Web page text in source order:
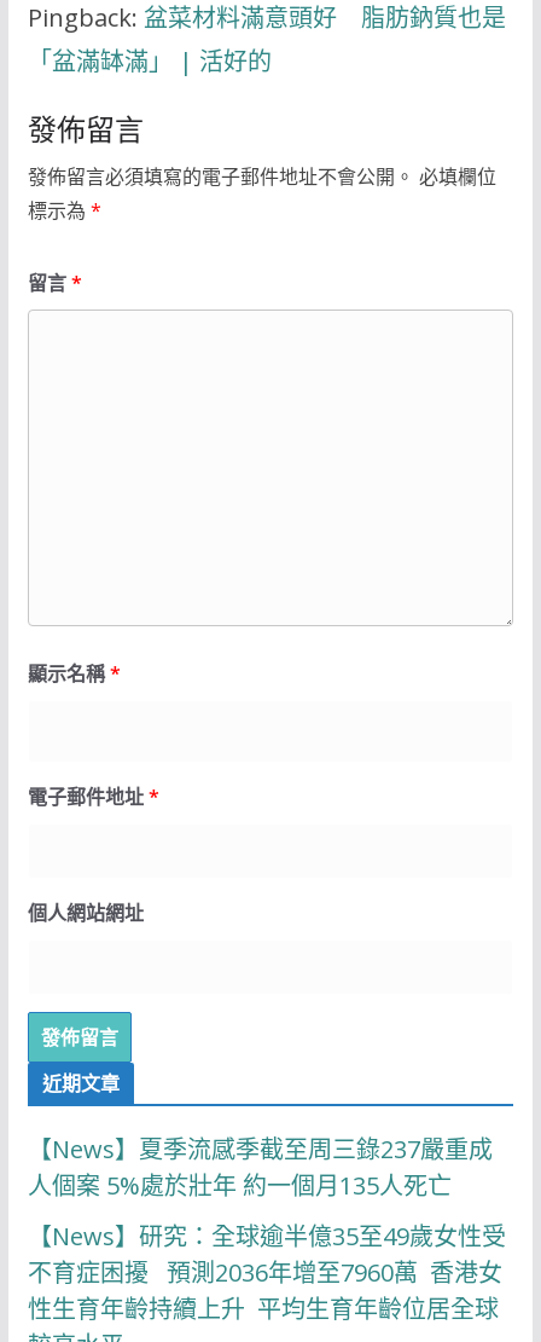
Pingback: 盆菜材料滿意頭好 脂肪鈉質也是
「盆滿缽滿」 | 活好的
發佈留言
發佈留言必須填寫的電子郵件地址不會公開。 必填欄位
標示為 *
留言*
顯示名稱*
電子郵件地址*
個人網站網址
近期文章
【News】夏季流感季截至周三錄237嚴重成
人個案 5%處於壯年 約一個月135人死亡
【News】研究：全球逾半億35至49歲女性受
不育症困擾 預測2036年增至7960萬 香港女
性生育年齡持續上升 平均生育年齡位居全球